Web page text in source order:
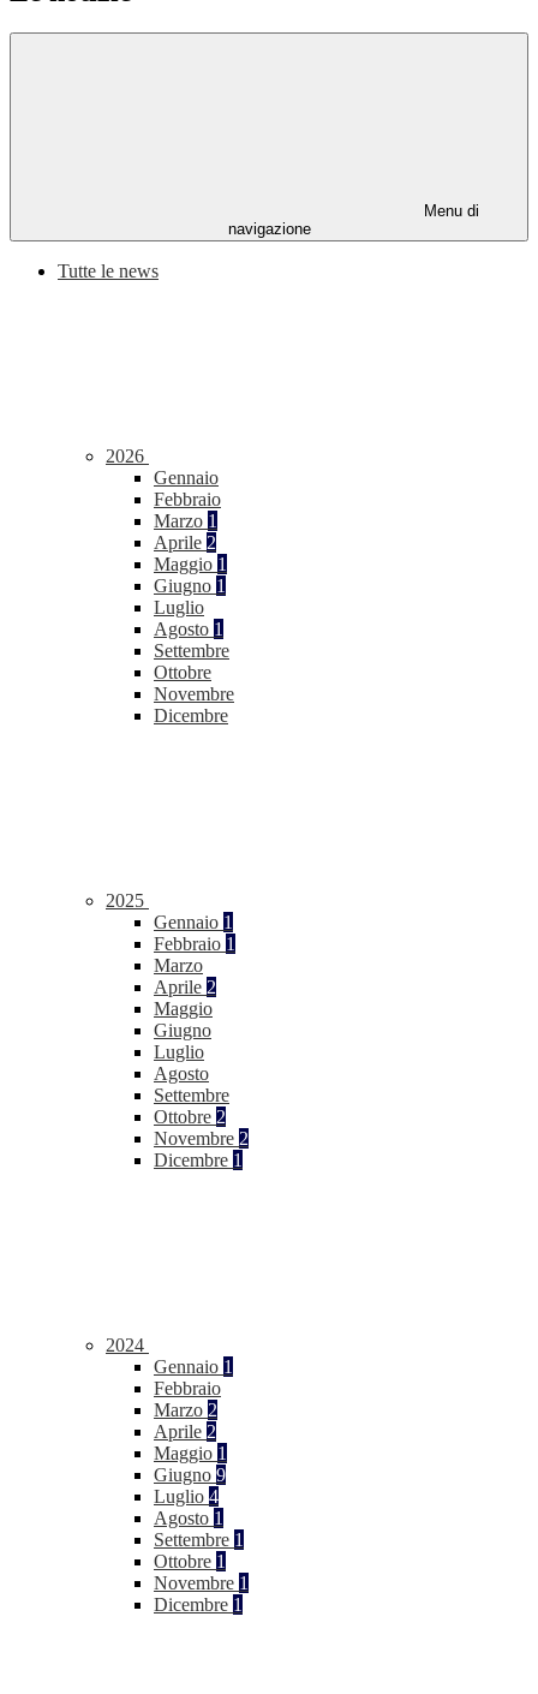
Menu di
navigazione
Tutte le news
2026
Gennaio
Febbraio
Marzo 1
Aprile 2
Maggio 1
Giugno 1
Luglio
Agosto 1
Settembre
Ottobre
Novembre
Dicembre
2025
Gennaio 1
Febbraio 1
Marzo
Aprile 2
Maggio
Giugno
Luglio
Agosto
Settembre
Ottobre 2
Novembre 2
Dicembre 1
2024
Gennaio 1
Febbraio
Marzo 2
Aprile 2
Maggio 1
Giugno 9
Luglio 4
Agosto 1
Settembre 1
Ottobre 1
Novembre 1
Dicembre 1